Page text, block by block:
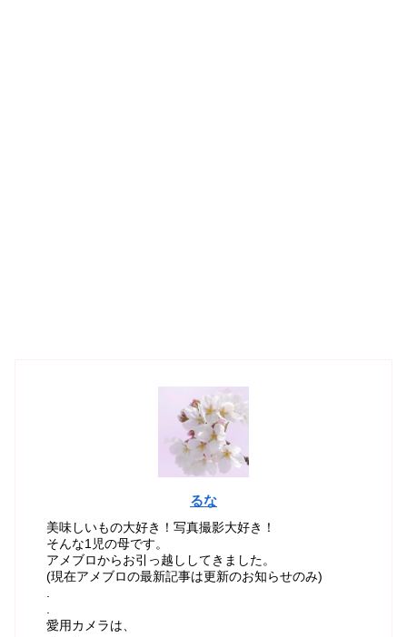
るな
美味しいもの大好き！写真撮影大好き！
そんな1児の母です。
アメブロからお引っ越ししてきました。
(現在アメブロの最新記事は更新のお知らせのみ)
.
.
愛用カメラは、